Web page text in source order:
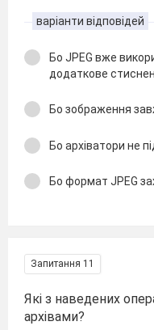
варіанти відповідей
Бо JPEG вже
додаткове
Бо зображення
Бо архіватори не
Бо формат JPEG
Запитання 11
Які з наведених
архівами?